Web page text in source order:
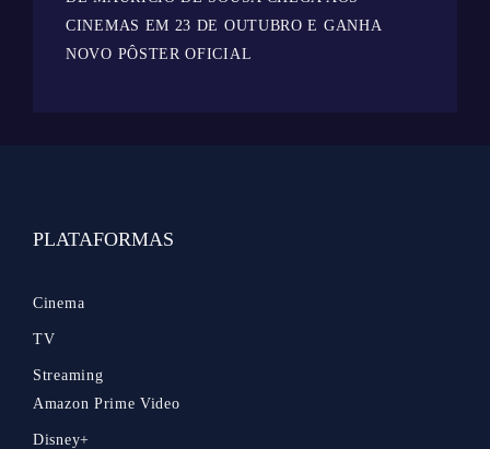
CINEMAS EM 23 DE OUTUBRO E GANHA
NOVO PÔSTER OFICIAL
PLATAFORMAS
Cinema
TV
Streaming
Amazon Prime Video
Disney+